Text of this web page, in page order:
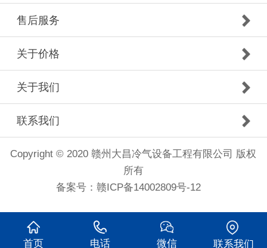
售后服务
关于价格
关于我们
联系我们
Copyright © 2020 赣州大昌冷气设备工程有限公司 版权
所有
备案号： 赣ICP备14002809号-12
首页 电话 微信 联系我们